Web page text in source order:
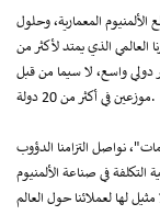
المعمارية، وحلول
العالمي الذي يمتد لأكثر من
دولي واسع، لا سيما من قبل
موزعين في أكثر من 20 دولة.
نواصل التزامنا الدؤوب
التكلفة في صناعة الألمنيوم